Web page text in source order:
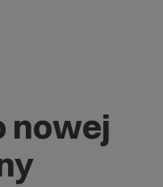
nowej